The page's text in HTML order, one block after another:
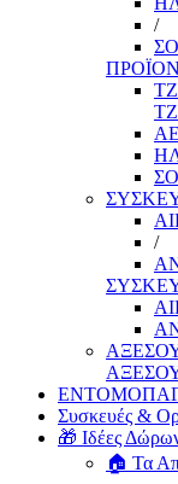
/
/
Συσκευές &
🎁 Ιδέες
🏠 Τα